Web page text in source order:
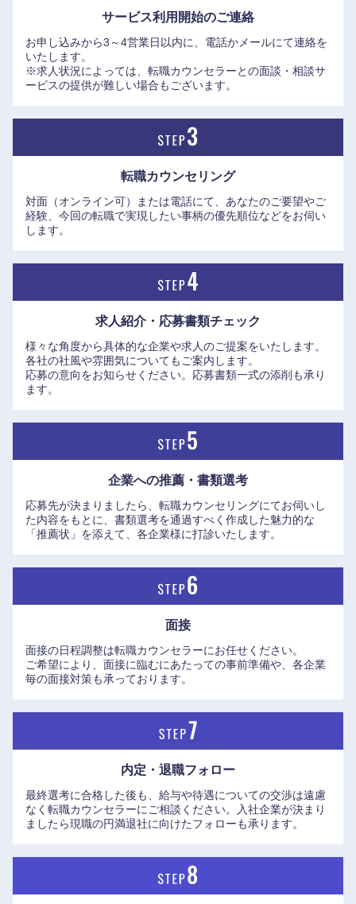
●顧客価値を大事にし、よりよいものを提供したいとお考え
の方
●「世界に類を見ない技術を生み出して一旗揚げ、一国一城
の主になりたい」「新しい技術を生み出し、何かを成し遂げ
●チームワークを大事にできる方
●妥協せずに粘り強くこだわりをもって業務に取り掛かれる
●モノづくりに対して誠実に愚直に真っ直ぐな方
【長野県で働く魅力】
県」「移住したい県」に上位ランクされます。マイホームを
建てるには土地の安さも魅力で、教育水準も高く、保育所の
待機もなし。レベルの高い医療機関も整っており、長寿県で
もある。東京から中央線・特急あずさや北陸新幹線で2時間
程のアクセスで、身近に豊かな自然を感じる環境で仕事が出
来る。
●事業所の近辺には中・大規模のショッピングセンターや、
実。登山やスキー、スノーボードなどのウインタースポーツ
は勿論、年間を通じてアウトドアスポーツを楽しめ、週末の
ゴルフやテニスの予約もスムーズで、クルマ好きの方には、
近場に魅力的なドライブコースが揃っている。
●また、距離換算で50～60kmの広域エリアから自動車で通勤
されている方も多い。例え、高速道路を使ったとしても、同
社は通常の交通費の他、高速代もフルで支給される制度が整
●週末にご家族と一緒に過ごすだけで、窓の外の風景に自然
き、無理なくオンとオフにメリハリをつけられるため、理想
別荘地域に自宅を建て、日常生活を別荘族と同様に過ごし、
満員電車でギュウギュウ詰めの通勤ラッシュ知らずの、快適
※同社HPにて長野県の住みやすさや子育て環境についてのま
とめや、移住した方へのインタビューが掲載されていますの
https://www.epson.jp/recruit/career/attractiveness/
サービス利用開始のご連絡
お申し込みから3～4営業日以内に、電話かメールにて連絡を
いたします。
※求人状況によっては、転職カウンセラーとの面談・相談サ
ービスの提供が難しい場合もございます。
転職カウンセリング
対面（オンライン可）または電話にて、あなたのご要望やご
経験、今回の転職で実現したい事柄の優先順位などをお伺い
します。
求人紹介・応募書類チェック
様々な角度から具体的な企業や求人のご提案をいたします。
各社の社風や雰囲気についてもご案内します。
応募の意向をお知らせください。応募書類一式の添削も承り
ます。
企業への推薦・書類選考
応募先が決まりましたら、転職カウンセリングにてお伺いし
た内容をもとに、書類選考を通過すべく作成した魅力的な
「推薦状」を添えて、各企業様に打診いたします。
面接
面接の日程調整は転職カウンセラーにお任せください。
ご希望により、面接に臨むにあたっての事前準備や、各企業
毎の面接対策も承っております。
内定・退職フォロー
最終選考に合格した後も、給与や待遇についての交渉は遠慮
なく転職カウンセラーにご相談ください。入社企業が決まり
ましたら現職の円満退社に向けたフォローも承ります。
鳥取県 島根県
岡山県 広島県
香川県 愛媛県